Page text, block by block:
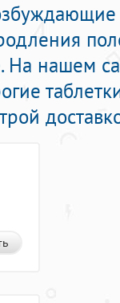
На нашем